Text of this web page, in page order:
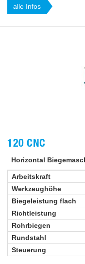
alle Infos
120 CNC
Horizontal
Arbeitskraft
Werkzeughöhe
Biegeleistung flach
Richtleistung
Rohrbiegen
Rundstahl
Steuerung